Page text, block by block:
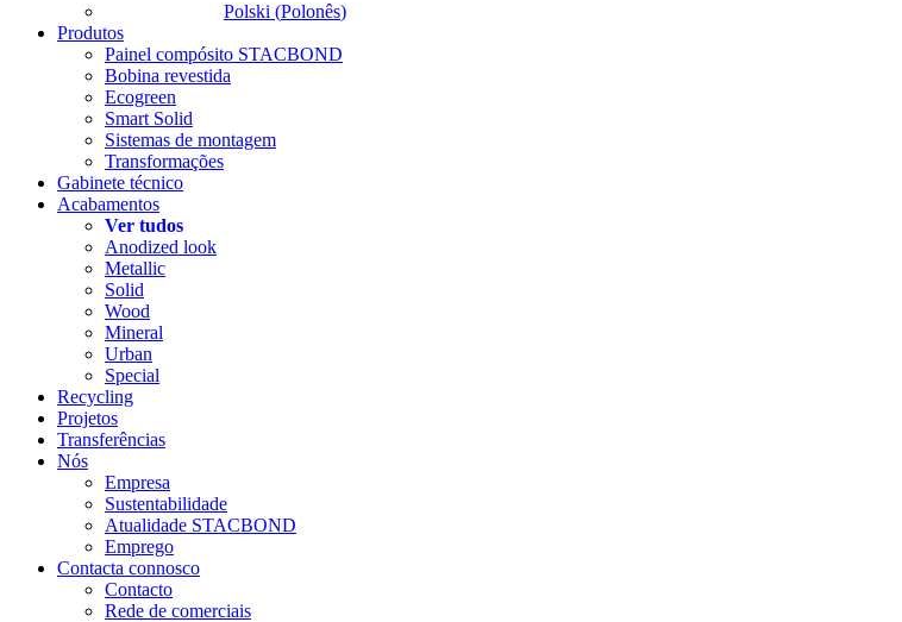
Polski (Polonês)
Produtos
Painel compósito STACBOND
Bobina revestida
Ecogreen
Smart Solid
Sistemas de montagem
Transformações
Gabinete técnico
Acabamentos
Ver tudos
Anodized look
Metallic
Solid
Wood
Mineral
Urban
Special
Recycling
Projetos
Transferências
Nós
Empresa
Sustentabilidade
Atualidade STACBOND
Emprego
Contacta connosco
Contacto
Rede de comerciais